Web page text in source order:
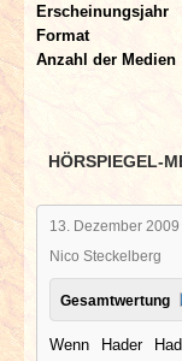
LINKS
Erscheinungsjahr
Format
Anzahl der Medien
HÖRSPIEGEL-
13. Dezember 2009
Nico Steckelberg
Gesamtwertung
Wenn Hader